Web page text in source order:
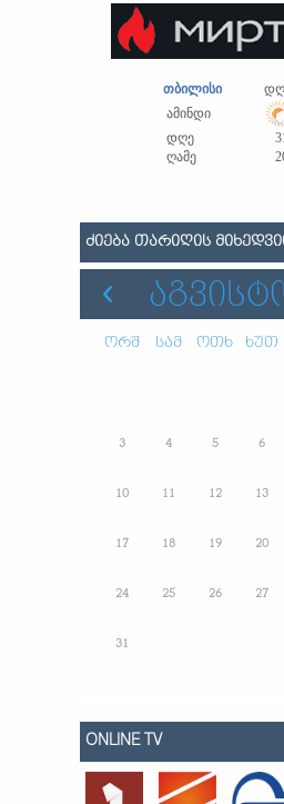
თბილისი
ამინდი
დღე
ღამე
ᲫᲘᲔᲑᲐ ᲗᲐᲠᲘᲦᲘᲡ
ორშ სამ ოთხ ხუთ
3 4 5 6
10 11 12 13
17 18 19 20
24 25 26 27
31
ONLINE TV